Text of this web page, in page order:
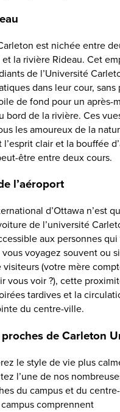
est nichée entre
et la rivière Rideau. Cet
de l’Université
dans leur cour, sans
de fond pour un après-
bord de la rivière. Ces
les amoureux de la
clair et la bouffée
être entre deux cours.
l’aéroport
d’Ottawa n’est
de l’université
aux personnes
vous voyagez souvent ou
visiteurs (votre mère
vous voir ?), cette
tardives et la
du centre-ville.
de Carleton
le style de vie plus
l’une de nos
du campus et du
comprennent